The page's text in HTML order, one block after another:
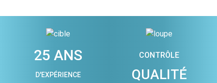
25 ANS
D'EXPÉRIENCE
CONTRÔLE
QUALITÉ